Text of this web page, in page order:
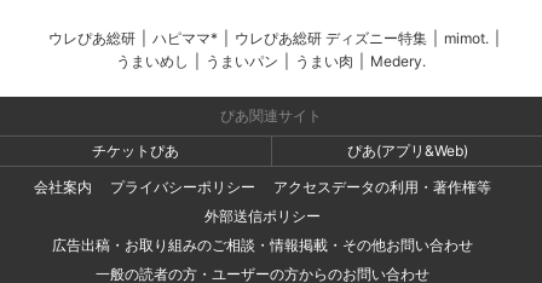
ウレぴあ総研 ハピママ* ウレぴあ総研 ディズニー特集 mimot.
うまいめし
うまいパン うまい肉 Medery.
ぴあ関連サイト
チケットぴあ
ぴあ(アプリ&Web)
会社案内
プライバシーポリシー
アクセスデータの利用・著作権等
外部送信ポリシー
広告出稿・お取り組みのご相談・情報掲載・その他お問い合わせ
一般の読者の方・ユーザーの方からのお問い合わせ